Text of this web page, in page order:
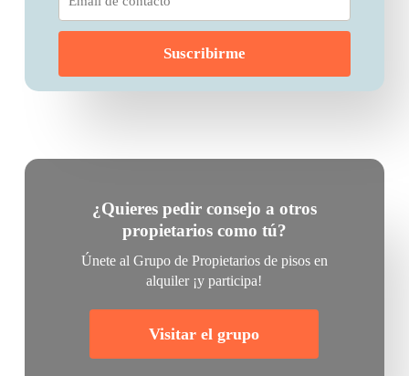
¿Quieres pedir consejo a otros
propietarios como tú?
Únete al Grupo de Propietarios de pisos en
alquiler ¡y participa!
Visitar el grupo